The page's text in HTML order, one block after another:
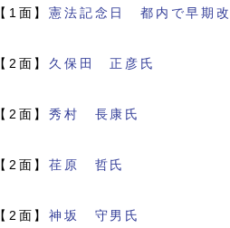
【1面】憲法記念日 都内で早期
【2面】 久保田 正彦氏
【2面】秀村 長康氏
【2面】荏原 哲氏
【2面】神坂 守男氏